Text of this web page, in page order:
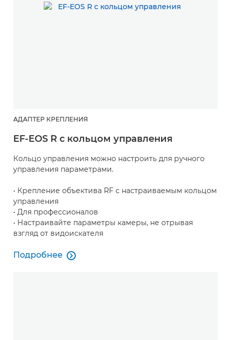
АДАПТЕР КРЕПЛЕНИЯ
EF-EOS R с кольцом управления
Кольцо управления можно настроить для ручного
управления параметрами.
• Крепление объектива RF с настраиваемым кольцом
управления
• Для профессионалов
• Настраивайте параметры камеры, не отрывая
взгляд от видоискателя
Подробнее
Подробнее
